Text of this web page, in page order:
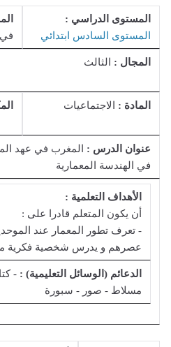
المستوى الدراسي :
المستوى السادس ابتدائي
في
المجال : الثالث
المادة : الاجتماعيات
عنوان الدرس :
المغرب في عهد
في الهندسة المعمارية
الأهداف التعلمية :
أن يكون المتعلم قادرا على :
- تعرف تطور المعمار عند
عصرهم و يدرس شخصية فكرية
الدعائم (الوسائل التعليمية) : -
مسلاط - صور - سبورة